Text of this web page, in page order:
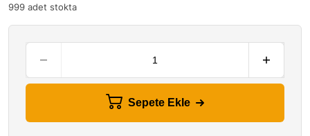
999 adet stokta
Sepete Ekle